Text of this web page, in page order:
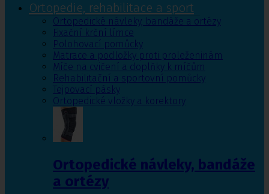
Ortopedie, rehabilitace a sport
Ortopedické návleky, bandáže a ortézy
Fixační krční límce
Polohovací pomůcky
Matrace a podložky proti proleženinám
Míče na cvičení a doplňky k míčům
Rehabilitační a sportovní pomůcky
Tejpovací pásky
Ortopedické vložky a korektory
Ortopedické návleky, bandáže
a ortézy